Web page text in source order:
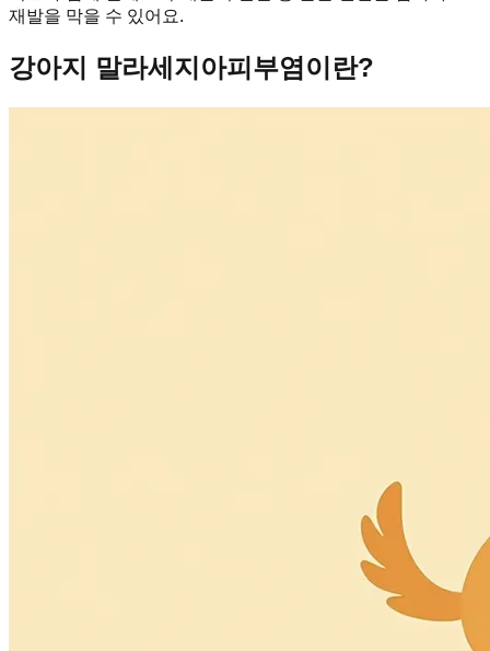
재발을 막을 수 있어요.
강아지 말라세지아피부염이란?